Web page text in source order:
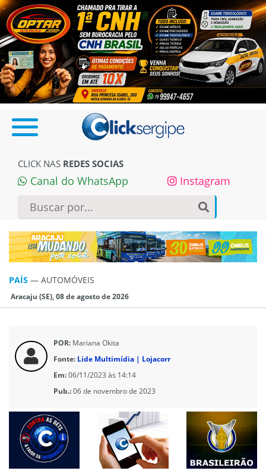
CLICK NAS REDES SOCIAS
Canal do WhatsApp Instagram
PAÍS — AUTOMÓVEIS
Aracaju (SE), 08 de agosto de 2026
POR: Mariana Okita
Fonte: Lide Multimídia | Lojacorr
Em:06/11/2023 às 14:14
Pub.:06 de novembro de 2023